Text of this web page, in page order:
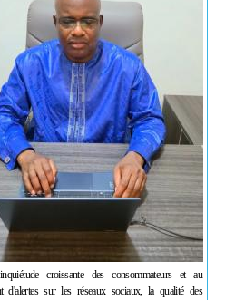
croissante des consommateurs et au
d'alertes sur les réseaux sociaux, la qualité des